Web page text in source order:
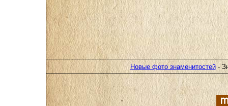
Новые фото знаменитостей-